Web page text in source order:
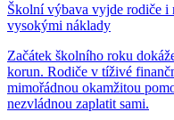
Školní výbava vyjde rodiče i
vysokými náklady
Začátek školního roku
korun. Rodiče v tíživé
mimořádnou okamžitou
nezvládnou zaplatit sami.